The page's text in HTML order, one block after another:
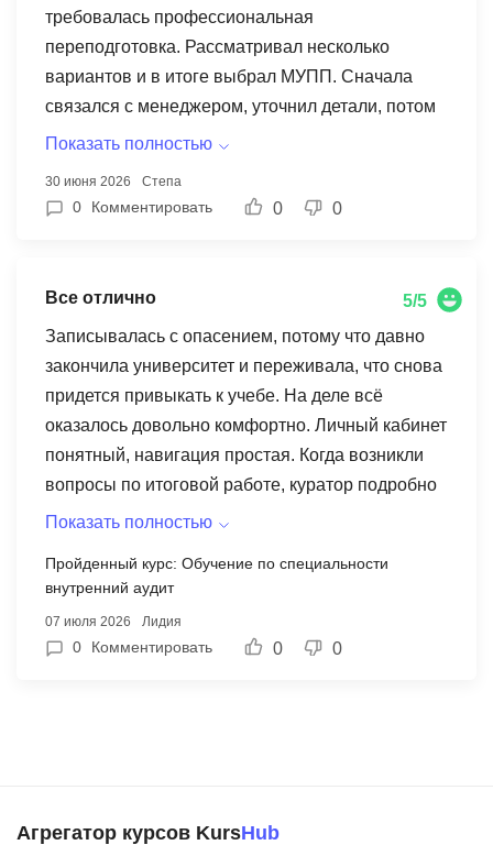
требовалась профессиональная
переподготовка. Рассматривал несколько
вариантов и в итоге выбрал МУПП. Сначала
связался с менеджером, уточнил детали, потом
оформил документы. Весь процесс организован
работает стабильно, материалы открывались
решение было правильным.
Показать полностью
30 июня 2026 Степа
0 Комментировать 0 0
Все отлично
5/5
Записывалась с опасением, потому что давно
закончила университет и переживала, что снова
придется привыкать к учебе. На деле всё
оказалось довольно комфортно. Личный кабинет
понятный, навигация простая. Когда возникли
вопросы по итоговой работе, куратор подробно
объяснил, что именно требуется. Отдельный
протяжении обучения. Сосредоточилась на
программы. Теперь уже присматриваю для себя
ещё одно направление.
Показать полностью
Пройденный курс: Обучение по специальности
внутренний аудит
07 июля 2026 Лидия
0 Комментировать 0 0
Агрегатор курсов KursHub